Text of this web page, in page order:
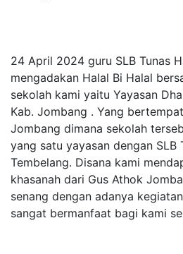
24 April 2024 guru SLB Tunas
mengadakan Halal Bi Halal
sekolah kami yaitu Yayasan
Kab. Jombang . Yang
Jombang dimana sekolah
yang satu yayasan dengan SLB
Tembelang. Disana kami
khasanah dari Gus Athok
senang dengan adanya
sangat bermanfaat bagi kami